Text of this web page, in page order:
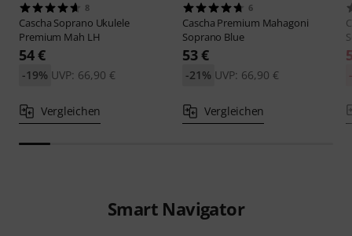
8
Cascha Soprano Ukulele
Premium Mah LH
54 €
UVP: 66,90 €
-19%
Vergleichen
6
Cascha Premium Mahagoni
Soprano Blue
53 €
UVP: 66,90 €
-21%
Vergleichen
Smart Navigator